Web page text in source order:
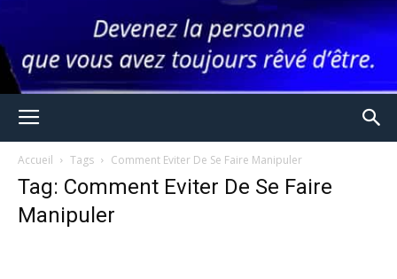
Accueil Tags Comment Eviter De Se Faire Manipuler
Tag: Comment Eviter De Se Faire
Manipuler